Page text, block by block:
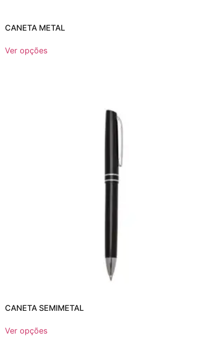
CANETA METAL
Ver opções
CANETA SEMIMETAL
Ver opções